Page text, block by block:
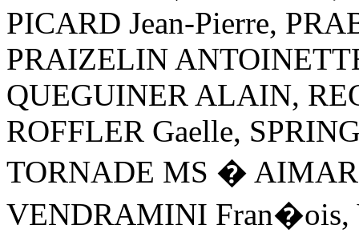
PICARD Jean-Pierre,
PRAIZELIN
QUEGUINER ALAIN,
ROFFLER Gaelle,
TORNADE MS �
VENDRAMINI Fran�ois,